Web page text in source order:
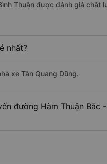
Thuận được đánh giá chất
nhất?
xe Tân Quang Dũng.
đường Hàm Thuận Bắc